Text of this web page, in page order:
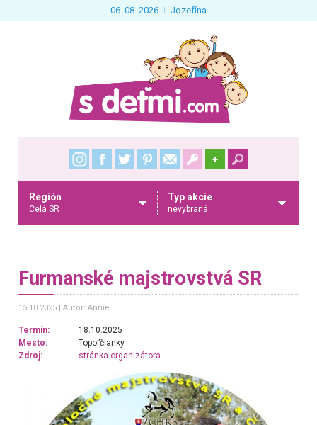
06. 08. 2026 Jozefína
+
Región
Celá SR
Typ akcie
nevybraná
Furmanské majstrovstvá SR
15.10.2025 Autor: Annie
Termín:
18.10.2025
Mesto:
Topoľčianky
Zdroj:
stránka organizátora